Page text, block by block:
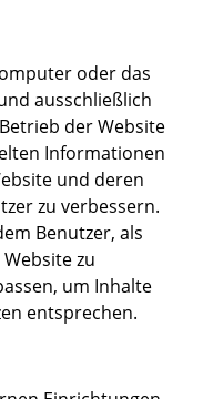
oder das
ausschließlich
der Website
Informationen
und deren
zu verbessern.
Benutzer, als
zu
um Inhalte
entsprechen.